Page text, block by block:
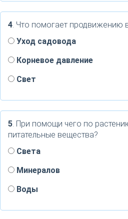
4. Что помогает продвижению
Уход садовода
Корневое давление
Свет
5. При помощи чего по
питательные вещества?
Света
Минералов
Воды